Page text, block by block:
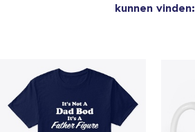
kunnen vinden: